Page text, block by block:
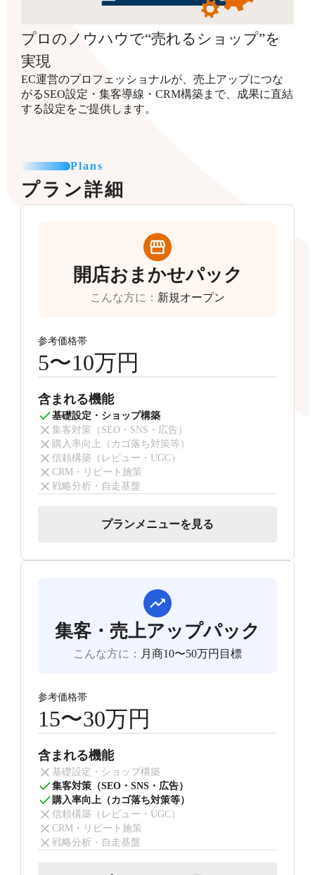
プロのノウハウで“売れるショップ”を
実現
EC運営のプロフェッショナルが、売上アップにつな
がるSEO設定・集客導線・CRM構築まで、成果に直結
する設定をご提供します。
Plans
プラン詳細
開店おまかせパック
こんな方に ： 新規オープン
参考価格帯
5〜10万円
含まれる機能
基礎設定・ショップ構築
集客対策（SEO・SNS・広告）
購入率向上（カゴ落ち対策等）
信頼構築（レビュー・UGC）
CRM・リピート施策
戦略分析・自走基盤
プランメニューを見る
集客・売上アップパック
こんな方に ： 月商10〜50万円目標
参考価格帯
15〜30万円
含まれる機能
基礎設定・ショップ構築
集客対策（SEO・SNS・広告）
購入率向上（カゴ落ち対策等）
信頼構築（レビュー・UGC）
CRM・リピート施策
戦略分析・自走基盤